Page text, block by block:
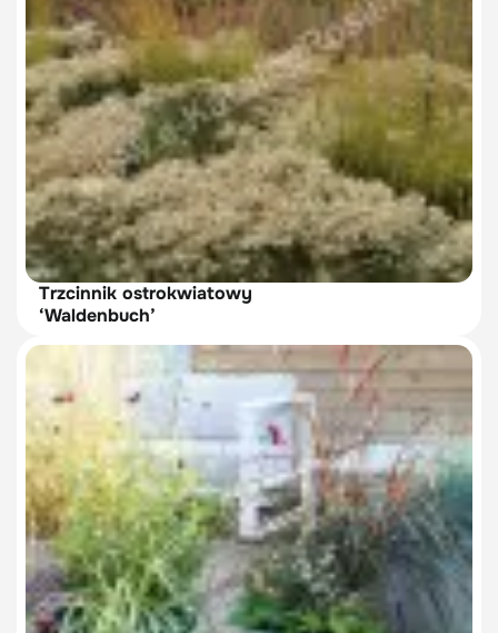
Trzcinnik ostrokwiatowy
‘Waldenbuch’